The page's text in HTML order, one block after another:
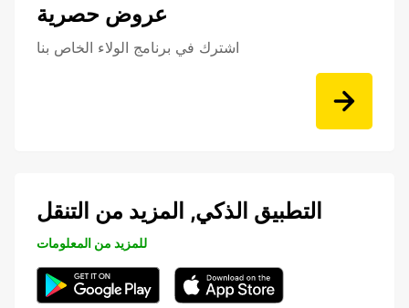
عروض حصرية
اشترك في برنامج الولاء الخاص بنا
التطبيق الذكي, المزيد من التنقل
للمزيد من المعلومات